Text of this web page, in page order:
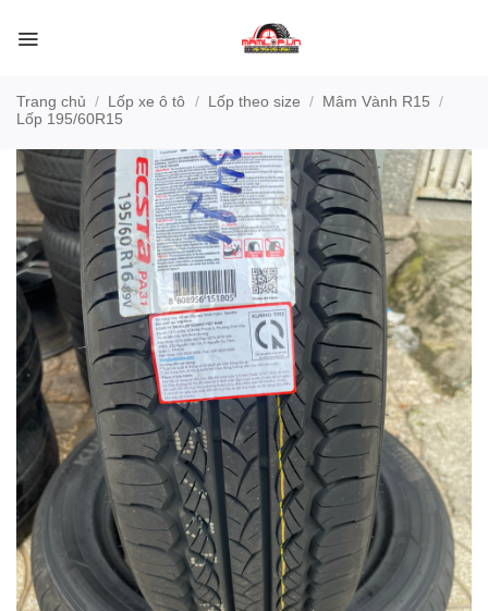
qua
Trang chủ / Lốp xe ô tô / Lốp theo size / Mâm Vành R15 /
Lốp 195/60R15